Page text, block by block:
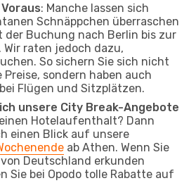
: Manche lassen sich
Schnäppchen überraschen
der Buchung nach Berlin bis zur
raten jedoch dazu,
So sichern Sie sich nicht
sondern haben auch
Flügen und Sitzplätzen.
unsere City Break-Angebote
Hotelaufenthalt? Dann
einen Blick auf unsere
ab Athen. Wenn Sie
Deutschland erkunden
Sie bei Opodo tolle Rabatte auf